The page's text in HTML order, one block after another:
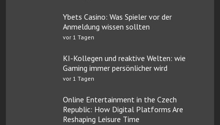
Ybets Casino: Was Spieler vor der
Anmeldung wissen sollten
vor 1 Tagen
KI-Kollegen und reaktive Welten: wie
Gaming immer persönlicher wird
vor 1 Tagen
Online Entertainment in the Czech
Republic: How Digital Platforms Are
Reshaping Leisure Time